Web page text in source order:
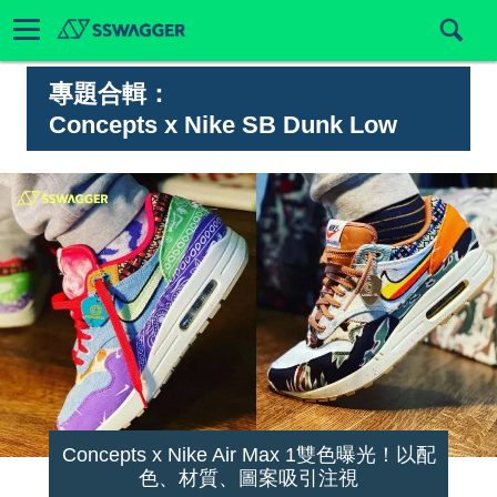
專題合輯：
Concepts x Nike SB Dunk Low
Concepts x Nike Air Max 1雙色曝光！以配
色、材質、圖案吸引注視